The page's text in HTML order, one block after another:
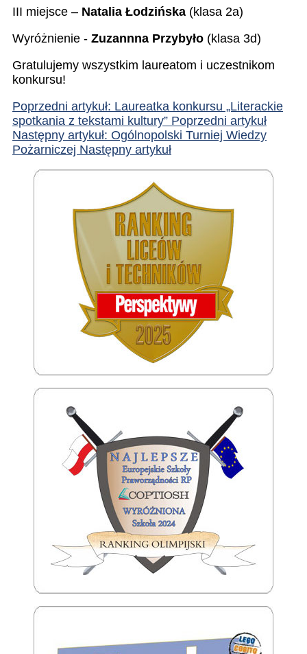
III miejsce – Natalia Łodzińska (klasa 2a)
Wyróżnienie - Zuzannna Przybyło (klasa 3d)
Gratulujemy wszystkim laureatom i uczestnikom
konkursu!
Poprzedni artykuł: Laureatka konkursu „Literackie
spotkania z tekstami kultury” Poprzedni artykuł
Następny artykuł: Ogólnopolski Turniej Wiedzy
Pożarniczej Następny artykuł